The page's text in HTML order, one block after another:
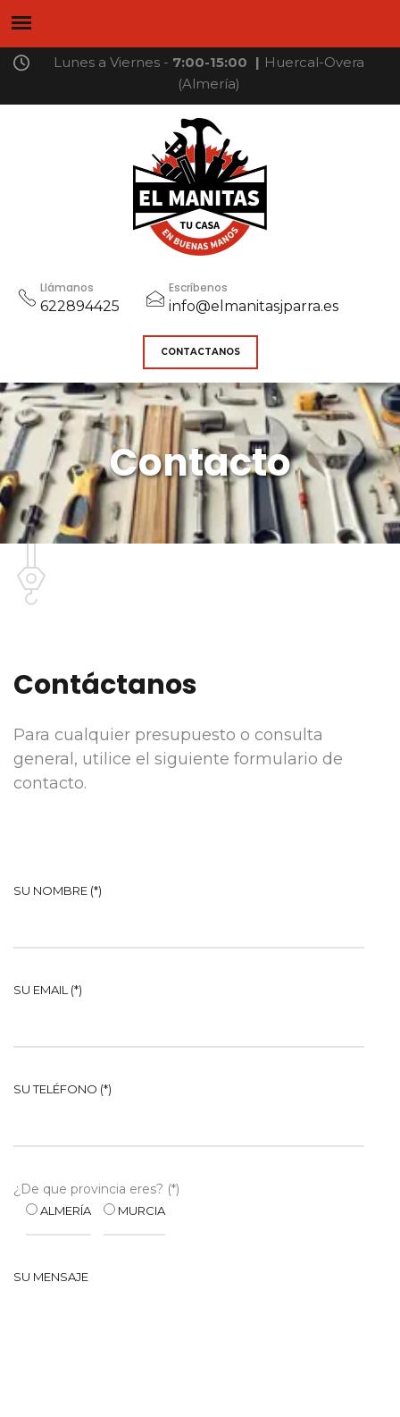
Lunes a Viernes - 7:00-15:00 | Huercal-Overa
(Almería)
Llámanos
622894425
Escríbenos
info@elmanitasjparra.es
CONTACTANOS
Contacto
Contáctanos
Para cualquier presupuesto o consulta
general, utilice el siguiente formulario de
contacto.
SU NOMBRE (*)
SU EMAIL (*)
SU TELÉFONO (*)
¿De que provincia eres? (*)
ALMERÍA MURCIA
SU MENSAJE